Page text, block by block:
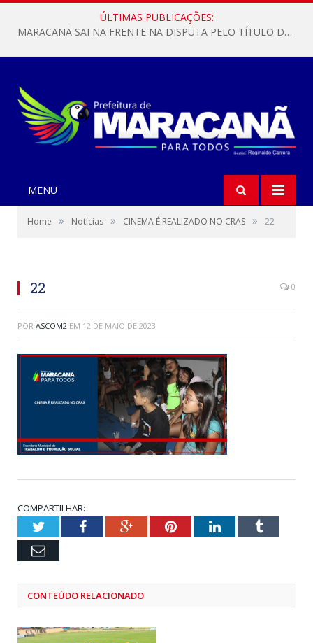
ÚLTIMAS PUBLICAÇÕES:
MARACANÃ SAI NA FRENTE NA DISPUTA PELO TÍTULO DA COPA PARÁ SUB-17!
MENU
Home » Notícias » CINEMA É REALIZADO NO CRAS » 22
22 0
POR ASCOM2 EM 12 DE MAIO DE 2023
COMPARTILHAR:
TwitterFacebookGoogle+PinterestLinkedInTumblr
Email
CONTEÚDO RELACIONADO